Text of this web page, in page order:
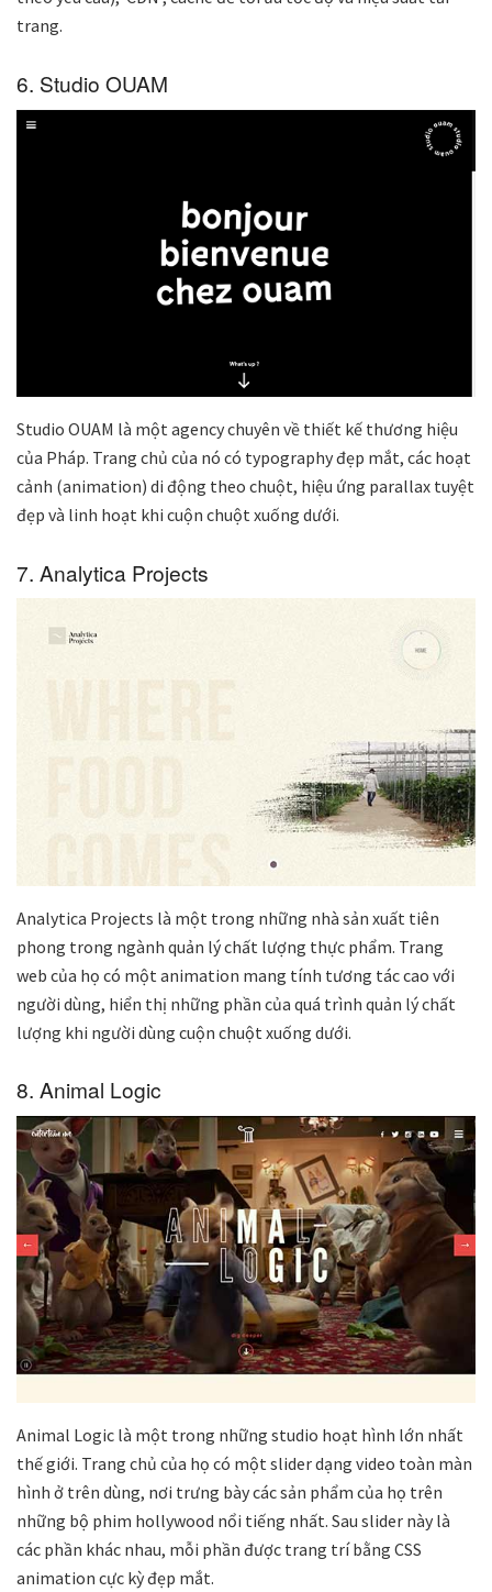
trang.
6. Studio OUAM
Studio OUAM là một agency chuyên về thiết kế thương hiệu
của Pháp. Trang chủ của nó có typography đẹp mắt, các hoạt
cảnh (animation) di động theo chuột, hiệu ứng parallax tuyệt
đẹp và linh hoạt khi cuộn chuột xuống dưới.
7. Analytica Projects
Analytica Projects là một trong những nhà sản xuất tiên
phong trong ngành quản lý chất lượng thực phẩm. Trang
web của họ có một animation mang tính tương tác cao với
người dùng, hiển thị những phần của quá trình quản lý chất
lượng khi người dùng cuộn chuột xuống dưới.
8. Animal Logic
Animal Logic là một trong những studio hoạt hình lớn nhất
thế giới. Trang chủ của họ có một slider dạng video toàn màn
hình ở trên dùng, nơi trưng bày các sản phẩm của họ trên
những bộ phim hollywood nổi tiếng nhất. Sau slider này là
các phần khác nhau, mỗi phần được trang trí bằng CSS
animation cực kỳ đẹp mắt.